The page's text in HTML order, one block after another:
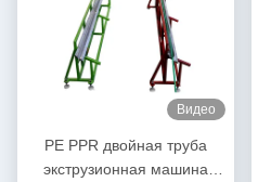
Видео
PE PPR двойная труба
экструзионная машина